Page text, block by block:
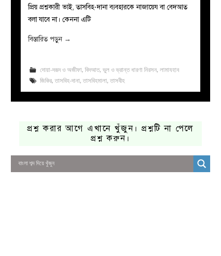
প্রশ্ন
করুন
প্রিয় প্রশ্নকারী ভাই, তাসবিহ-দানা ব্যবহারকে নাজায়েয বা বেদআত
বলা যাবে না। কেননা এটি
বিস্তারিত পড়ুন →
দোয়া-দরূদ ও অজীফা, বিদআত, ভুল ও ভ্রান্ত ধারণা নিরসন, লামাযহাব
জিকির, তাসবিহ-দানা, তাসবিহমালা, তাসবীহ
প্রশ্ন করার আগে এখানে খুঁজুন। প্রশ্নটি না পেলে
প্রশ্ন করুন।